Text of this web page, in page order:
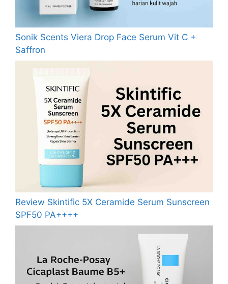
Sonik Scents Viera Drop Face Serum Vit C +
Saffron
Review Skintific 5X Ceramide Serum Sunscreen
SPF50 PA++++